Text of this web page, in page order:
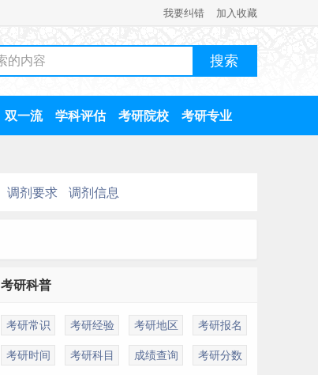
我要纠错 加入收藏
双一流 学科评估 考研院校 考研专业
调剂要求 调剂信息
考研科普
考研常识 考研经验 考研地区 考研报名
考研时间 考研科目 成绩查询 考研分数